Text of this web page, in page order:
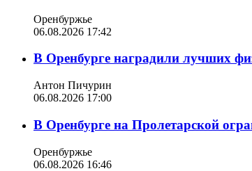
Оренбуржье
06.08.2026 17:42
В Оренбурге наградили лучших
Антон Пичурин
06.08.2026 17:00
В Оренбурге на Пролетарской
Оренбуржье
06.08.2026 16:46